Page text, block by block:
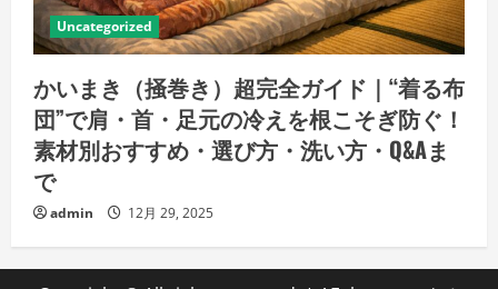
Uncategorized
かいまき（掻巻き）超完全ガイド｜“着る布
団”で肩・首・足元の冷えを根こそぎ防ぐ！
素材別おすすめ・選び方・洗い方・Q&Aま
で
admin 12月 29, 2025